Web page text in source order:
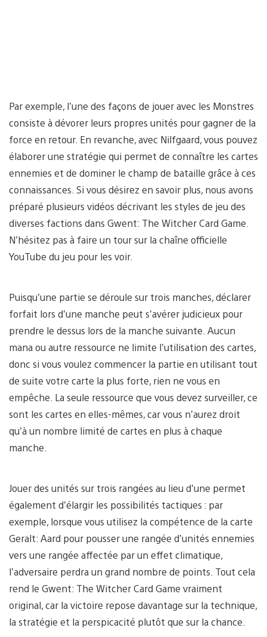
Par exemple, l’une des façons de jouer avec les Monstres
consiste à dévorer leurs propres unités pour gagner de la
force en retour. En revanche, avec Nilfgaard, vous pouvez
élaborer une stratégie qui permet de connaître les cartes
ennemies et de dominer le champ de bataille grâce à ces
connaissances. Si vous désirez en savoir plus, nous avons
préparé plusieurs vidéos décrivant les styles de jeu des
diverses factions dans Gwent: The Witcher Card Game.
N’hésitez pas à faire un tour sur la chaîne officielle
YouTube du jeu pour les voir.
Puisqu’une partie se déroule sur trois manches, déclarer
forfait lors d’une manche peut s’avérer judicieux pour
prendre le dessus lors de la manche suivante. Aucun
mana ou autre ressource ne limite l’utilisation des cartes,
donc si vous voulez commencer la partie en utilisant tout
de suite votre carte la plus forte, rien ne vous en
empêche. La seule ressource que vous devez surveiller, ce
sont les cartes en elles-mêmes, car vous n’aurez droit
qu’à un nombre limité de cartes en plus à chaque
manche.
Jouer des unités sur trois rangées au lieu d’une permet
également d’élargir les possibilités tactiques : par
exemple, lorsque vous utilisez la compétence de la carte
Geralt: Aard pour pousser une rangée d’unités ennemies
vers une rangée affectée par un effet climatique,
l’adversaire perdra un grand nombre de points. Tout cela
rend le Gwent: The Witcher Card Game vraiment
original, car la victoire repose davantage sur la technique,
la stratégie et la perspicacité plutôt que sur la chance.